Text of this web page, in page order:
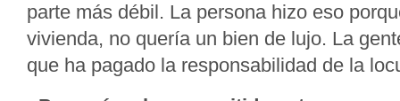
parte más débil. La persona hizo eso
vivienda, no quería un bien de lujo. La
que ha pagado la responsabilidad de la